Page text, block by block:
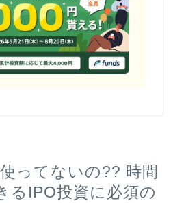
ってないの?? 時間
るIPO投資に必須の